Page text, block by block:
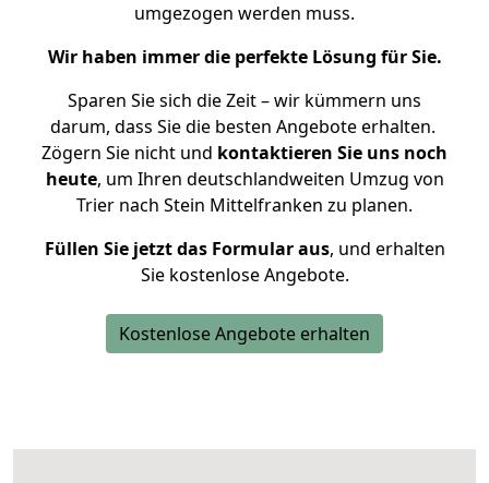
umgezogen werden muss.
Wir haben immer die perfekte Lösung für Sie.
Sparen Sie sich die Zeit – wir kümmern uns
darum, dass Sie die besten Angebote erhalten.
Zögern Sie nicht und kontaktieren Sie uns noch
heute, um Ihren deutschlandweiten Umzug von
Trier nach Stein Mittelfranken zu planen.
Füllen Sie jetzt das Formular aus, und erhalten
Sie kostenlose Angebote.
Kostenlose Angebote erhalten